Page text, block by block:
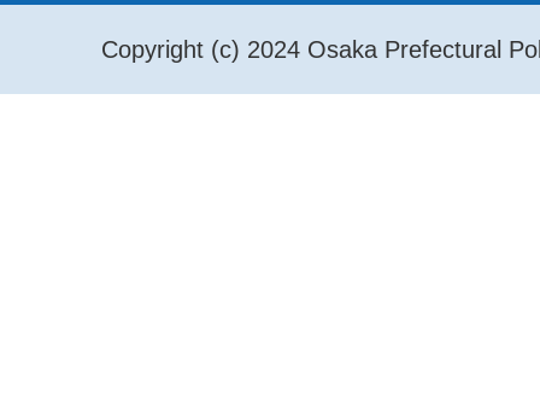
Copyright (c) 2024 Osaka Prefectural